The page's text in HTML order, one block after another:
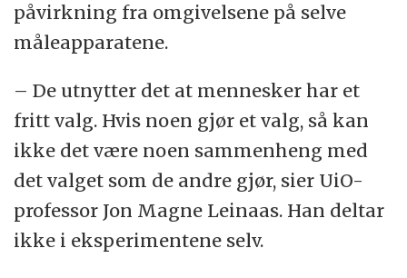
påvirkning fra omgivelsene på selve
måleapparatene.
– De utnytter det at mennesker har et
fritt valg. Hvis noen gjør et valg, så kan
ikke det være noen sammenheng med
det valget som de andre gjør, sier UiO-
professor Jon Magne Leinaas. Han deltar
ikke i eksperimentene selv.